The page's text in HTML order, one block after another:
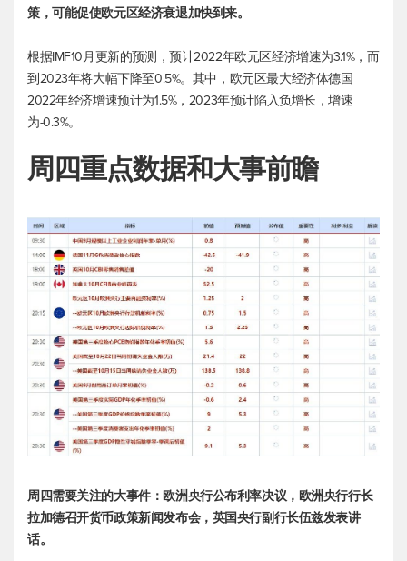
策，可能促使欧元区经济衰退加快到来。
根据IMF10月更新的预测，预计2022年欧元区经济增速为3.1%，而
到2023年将大幅下降至0.5%。其中，欧元区最大经济体德国
2022年经济增速预计为1.5%，2023年预计陷入负增长，增速
为-0.3%。
周四重点数据和大事前瞻
周四需要关注的大事件：欧洲央行公布利率决议，欧洲央行行长
拉加德召开货币政策新闻发布会，英国央行副行长伍兹发表讲
话。